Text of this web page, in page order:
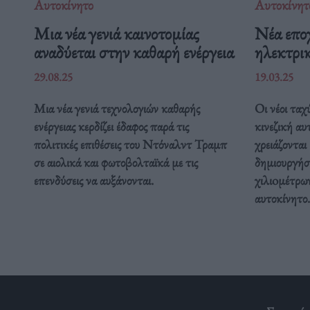
Αυτοκίνητο
Μια νέα γενιά καινοτομίας
αναδύεται στην καθαρή ενέργεια
29.08.25
Μια νέα γενιά τεχνολογιών καθαρής
ενέργειας κερδίζει έδαφος παρά τις
πολιτικές επιθέσεις του Ντόναλντ Τραμπ
σε αιολικά και φωτοβολταϊκά με τις
επενδύσεις να αυξάνονται.
Νέα
19.03.25
Οι νέοι
κινεζική
αυτοκίνητο.